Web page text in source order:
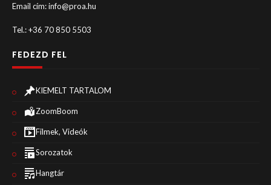
Email cím: info@proa.hu
Tel.: +36 70 850 5503
FEDEZD FEL
KIEMELT TARTALOM
ZoomBoom
Filmek, Videók
Sorozatok
Hangtár